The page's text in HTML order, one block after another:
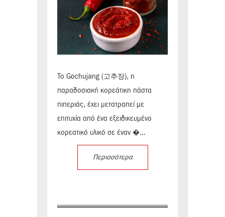
Το Gochujang (고추장), η
παραδοσιακή κορεάτικη πάστα
πιπεριάς, έχει μετατραπεί με
επιτυχία από ένα εξειδικευμένο
κορεατικό υλικό σε έναν �...
Περισσότερα